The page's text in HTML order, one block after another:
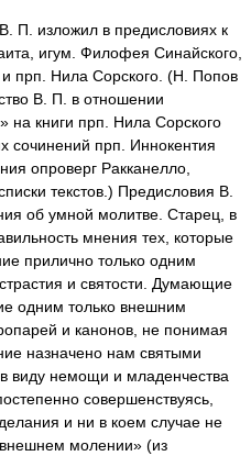
П. изложил в предисловиях к
игум. Филофея Синайского,
прп. Нила Сорского. (Н. Попов
В. П. в отношении
на книги прп. Нила Сорского
сочинений прп. Иннокентия
опроверг Ракканелло,
текстов.) Предисловия В.
об умной молитве. Старец, в
мнения тех, которые
прилично только одним
и святости. Думающие
одним только внешним
и канонов, не понимая
назначено нам святыми
виду немощи и младенчества
совершенствуясь,
и ни в коем случае не
молении» (из